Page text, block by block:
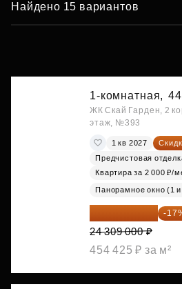
Найдено 15 вариантов
1-комнатная,
ЖК Скай Гарден, 2
этаж, №393
1 кв 2027
Предчистовая
Квартира за 2 000 ₽/
Панорамное окно (1 и
20 176 470 ₽ -
24 309 000 ₽
454 425 ₽ за м²